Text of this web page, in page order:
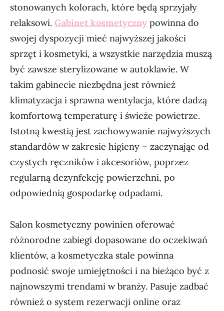
stonowanych kolorach, które będą sprzyjały
relaksowi. Gabinet kosmetyczny powinna do
swojej dyspozycji mieć najwyższej jakości
sprzęt i kosmetyki, a wszystkie narzędzia muszą
być zawsze sterylizowane w autoklawie. W
takim gabinecie niezbędna jest również
klimatyzacja i sprawna wentylacja, które dadzą
komfortową temperaturę i świeże powietrze.
Istotną kwestią jest zachowywanie najwyższych
standardów w zakresie higieny – zaczynając od
czystych ręczników i akcesoriów, poprzez
regularną dezynfekcję powierzchni, po
odpowiednią gospodarkę odpadami.
Salon kosmetyczny powinien oferować
różnorodne zabiegi dopasowane do oczekiwań
klientów, a kosmetyczka stale powinna
podnosić swoje umiejętności i na bieżąco być z
najnowszymi trendami w branży. Pasuje zadbać
również o system rezerwacji online oraz